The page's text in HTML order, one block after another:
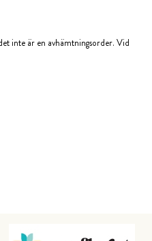
inte är en avhämtningsorder. Vid